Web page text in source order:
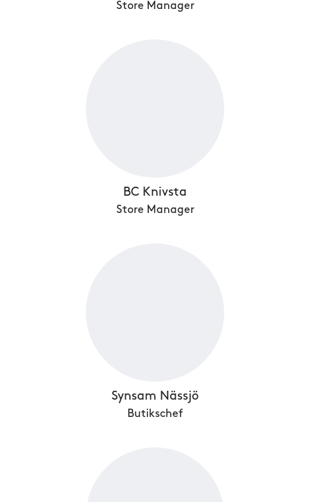
Store Manager
BC Knivsta
Store Manager
Synsam Nässjö
Butikschef